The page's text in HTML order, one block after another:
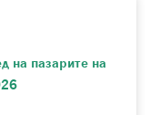
на пазарите на